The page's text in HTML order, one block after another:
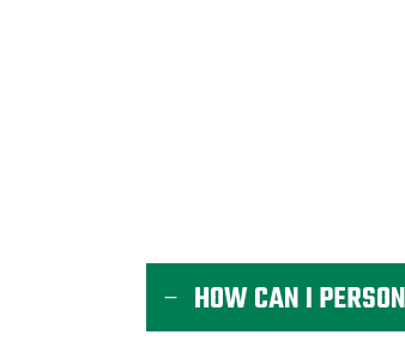
HOW CAN I